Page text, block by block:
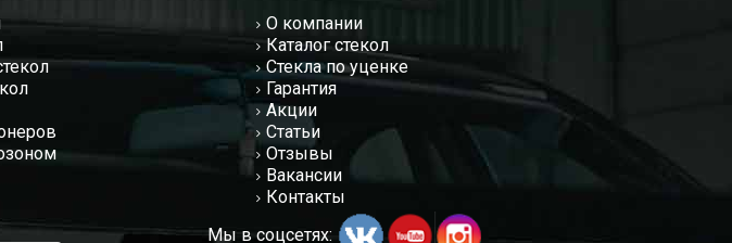
О компании
Каталог стекол
Стекла по уценке
Гарантия
Акции
Статьи
Отзывы
Вакансии
Контакты
Мы в соцсетях: